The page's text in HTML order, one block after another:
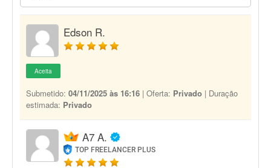
Edson R.
Aceita
Submetido: 04/11/2025 às 16:16 | Oferta: Privado | Duração
estimada: Privado
A7 A.
TOP FREELANCER PLUS